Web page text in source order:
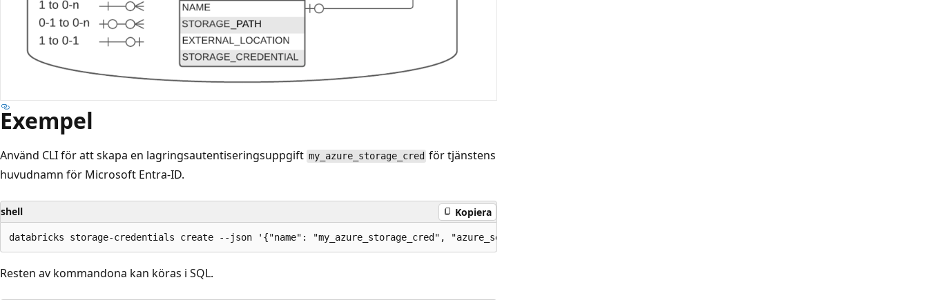
Exempel
Använd CLI för att skapa en lagringsautentiseringsuppgift my_azure_storage_cred för tjänstens
huvudnamn för Microsoft Entra-ID.
shell Kopiera
Resten av kommandona kan köras i SQL.